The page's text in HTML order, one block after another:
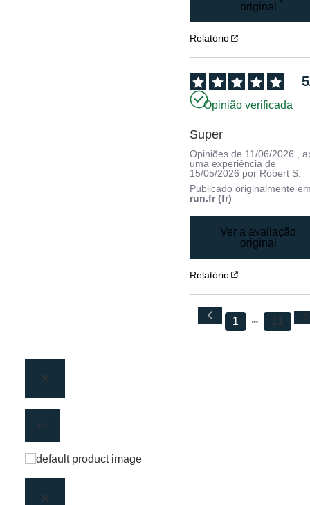
original
Relatório
5
Opinião verificada
Super
Opiniões de 11/06/2026 ,
uma experiência de
15/05/2026 por Robert S.
Publicado originalmente
run.fr (fr)
Ver a avaliação
original
Relatório
1 11